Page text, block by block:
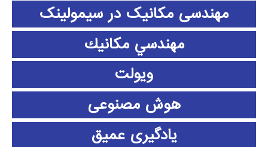
مهندسی مکانیک در سیمولینک
مهندسي مكانيك
ویولت
هوش مصنوعی
یادگیری عمیق